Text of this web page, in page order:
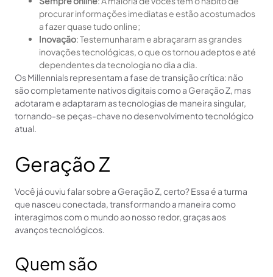
procurar informações imediatas e estão acostumados
a fazer quase tudo online;
Inovação: Testemunharam e abraçaram as grandes
inovações tecnológicas, o que os tornou adeptos e até
dependentes da tecnologia no dia a dia.
Os Millennials representam a fase de transição crítica: não
são completamente nativos digitais como a Geração Z, mas
adotaram e adaptaram as tecnologias de maneira singular,
tornando-se peças-chave no desenvolvimento tecnológico
atual.
Geração Z
Você já ouviu falar sobre a Geração Z, certo? Essa é a turma
que nasceu conectada, transformando a maneira como
interagimos com o mundo ao nosso redor, graças aos
avanços tecnológicos.
Quem são